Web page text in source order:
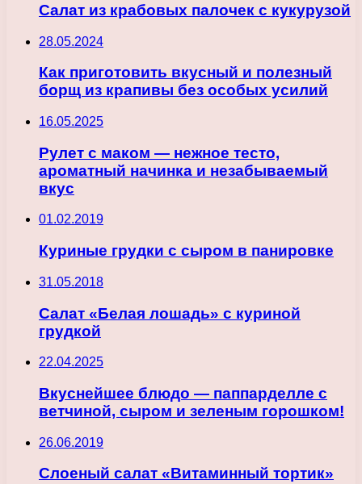
Салат из крабовых палочек с кукурузой
28.05.2024
Как приготовить вкусный и полезный
борщ из крапивы без особых усилий
16.05.2025
Рулет с маком — нежное тесто,
ароматный начинка и незабываемый
вкус
01.02.2019
Куриные грудки с сыром в панировке
31.05.2018
Салат «Белая лошадь» с куриной
грудкой
22.04.2025
Вкуснейшее блюдо — паппарделле с
ветчиной, сыром и зеленым горошком!
26.06.2019
Слоеный салат «Витаминный тортик»